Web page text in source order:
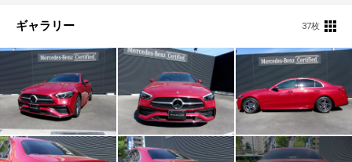
ギャラリー 37枚